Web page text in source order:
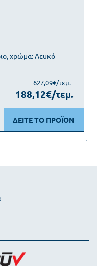
χρώμα: Λευκό
627,09€/τεμ.
188,12€/τεμ.
ΔΕΙΤΕ ΤΟ ΠΡΟΪΟΝ